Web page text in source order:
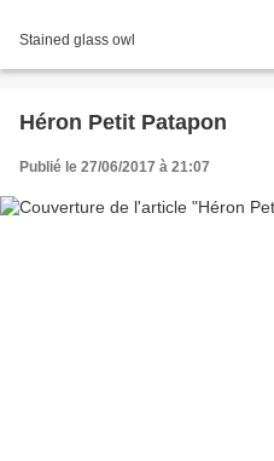
Stained glass owl
Héron Petit Patapon
Publié le 27/06/2017 à 21:07